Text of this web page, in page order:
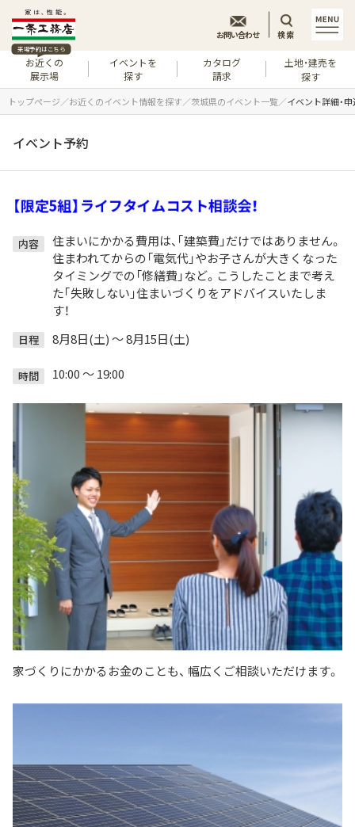
来場予約はこちら
お近くの
展示場
イベントを
探す
カタログ
請求
土地・建売を
探す
お問い合わせ 検索
トップページ お近くのイベント情報を探す 茨城県のイベント一覧 イベント詳細・
イベント予約
定5組】ライフタイムコスト相談会！
内容
住まいにかかる費用は、｢建築費｣だけではありません。
住まわれてからの「電気代」やお子さんが大きくなった
タイミングでの「修繕費」など。こうしたことまで考え
た｢失敗しない｣住まいづくりをアドバイスいたしま
す！
日程 8月8日(土) ～ 8月15日(土)
時間 10:00 ～ 19:00
家づくりにかかるお金のことも、 幅広くご相談いただけます。